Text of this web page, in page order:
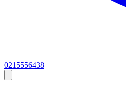
0215556438